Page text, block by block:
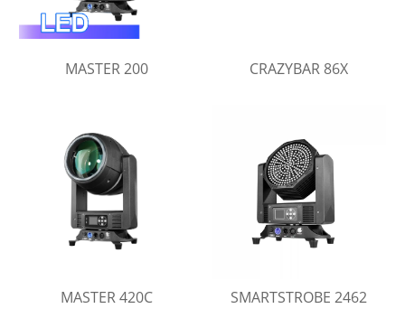
MASTER 200 CRAZYBAR 86X
MASTER 420C SMARTSTROBE 2462